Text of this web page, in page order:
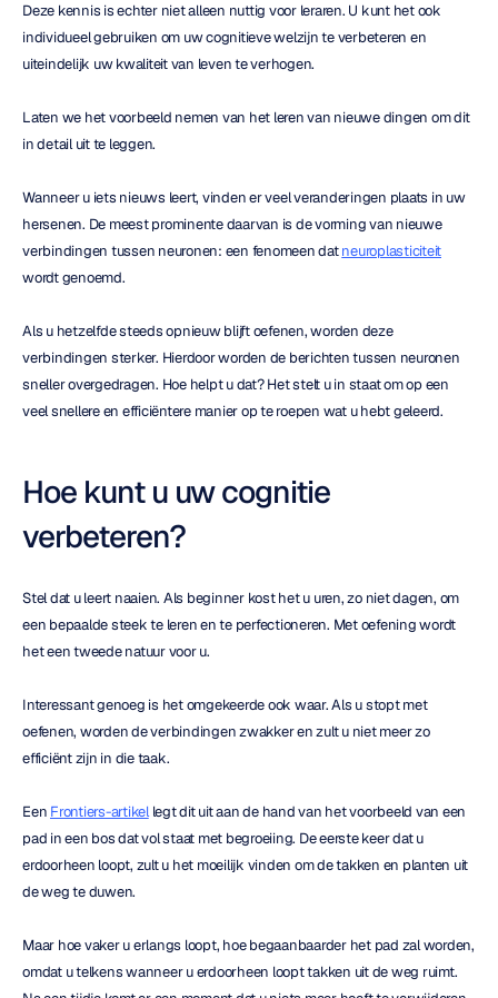
Deze kennis is echter niet alleen nuttig voor leraren. U kunt het ook
individueel gebruiken om uw cognitieve welzijn te verbeteren en
uiteindelijk uw kwaliteit van leven te verhogen.
Laten we het voorbeeld nemen van het leren van nieuwe dingen om dit
in detail uit te leggen.
Wanneer u iets nieuws leert, vinden er veel veranderingen plaats in uw
hersenen. De meest prominente daarvan is de vorming van nieuwe
verbindingen tussen neuronen: een fenomeen dat neuroplasticiteit
wordt genoemd.
Als u hetzelfde steeds opnieuw blijft oefenen, worden deze
verbindingen sterker. Hierdoor worden de berichten tussen neuronen
sneller overgedragen. Hoe helpt u dat? Het stelt u in staat om op een
veel snellere en efficiëntere manier op te roepen wat u hebt geleerd.
Hoe kunt u uw cognitie
verbeteren?
Stel dat u leert naaien. Als beginner kost het u uren, zo niet dagen, om
een bepaalde steek te leren en te perfectioneren. Met oefening wordt
het een tweede natuur voor u.
Interessant genoeg is het omgekeerde ook waar. Als u stopt met
oefenen, worden de verbindingen zwakker en zult u niet meer zo
efficiënt zijn in die taak.
Een Frontiers-artikel legt dit uit aan de hand van het voorbeeld van een
pad in een bos dat vol staat met begroeiing. De eerste keer dat u
erdoorheen loopt, zult u het moeilijk vinden om de takken en planten uit
de weg te duwen.
Maar hoe vaker u erlangs loopt, hoe begaanbaarder het pad zal worden,
omdat u telkens wanneer u erdoorheen loopt takken uit de weg ruimt.